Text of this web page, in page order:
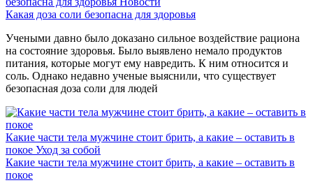
Какая доза соли безопасна для здоровья
Учеными давно было доказано сильное воздействие рациона
на состояние здоровья. Было выявлено немало продуктов
питания, которые могут ему навредить. К ним относится и
соль. Однако недавно ученые выяснили, что существует
безопасная доза соли для людей
Какие части тела мужчине стоит брить, а какие – оставить в
покое Уход за собой
Какие части тела мужчине стоит брить, а какие – оставить в
покое